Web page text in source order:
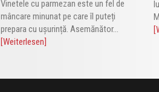
Vinetele cu parmezan este un fel de
mâncare minunat pe care îl puteți
prepara cu ușurință. Asemănător...
[Weiterlesen]